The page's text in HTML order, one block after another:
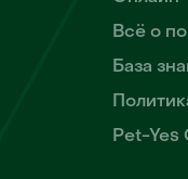
Всё о
База
Pet-Yes